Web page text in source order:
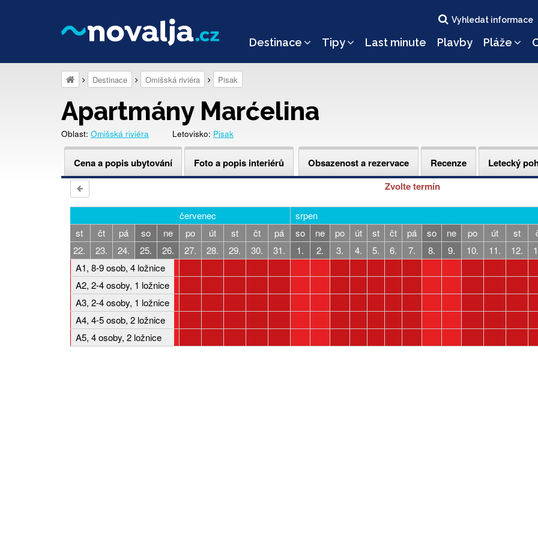
Vyhledat informace
Destinace Tipy Last minute Plavby Pláže
Destinace Omišská riviéra Pisak
Apartmány Marćelina
Oblast: Omišská riviéra Letovisko: Pisak
Cena a popis ubytování Foto a popis interiérů Obsazenost a rezervace Recenze
Letecký
Zvolte termín
červenec
srpen
st čt pá so ne po út st čt pá so ne po út st čt pá so ne po út st
22. 23. 24. 25. 26. 27. 28. 29. 30. 31. 1. 2. 3. 4. 5. 6. 7. 8. 9. 10. 11. 12.
A1, 8-9 osob, 4 ložnice
A2, 2-4 osoby, 1 ložnice
A3, 2-4 osoby, 1 ložnice
A4, 4-5 osob, 2 ložnice
A5, 4 osoby, 2 ložnice